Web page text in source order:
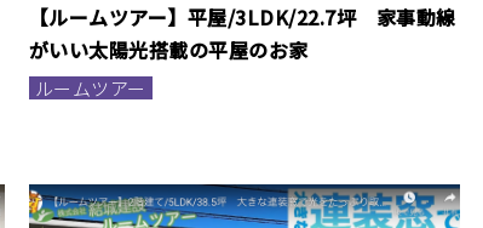
【ルームツアー】平屋/3LDK/22.7坪 家事動線
がいい太陽光搭載の平屋のお家
ルームツアー